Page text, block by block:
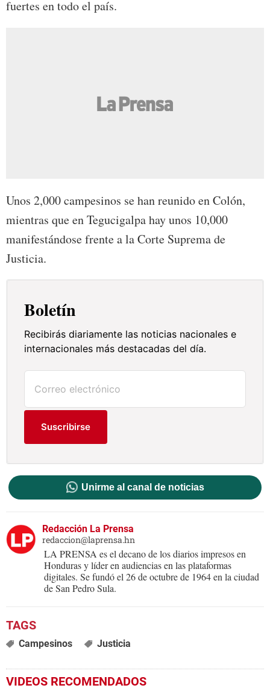
fuertes en todo el país.
Unos 2,000 campesinos se han reunido en Colón,
mientras que en Tegucigalpa hay unos 10,000
manifestándose frente a la Corte Suprema de
Justicia.
Boletín
Recibirás diariamente las noticias nacionales e
internacionales más destacadas del día.
Suscribirse
Unirme al canal de noticias
Redacción La Prensa
redaccion@laprensa.hn
LA PRENSA es el decano de los diarios impresos en
Honduras y líder en audiencias en las plataformas
digitales. Se fundó el 26 de octubre de 1964 en la ciudad
de San Pedro Sula.
Campesinos Justicia
VIDEOS RECOMENDADOS